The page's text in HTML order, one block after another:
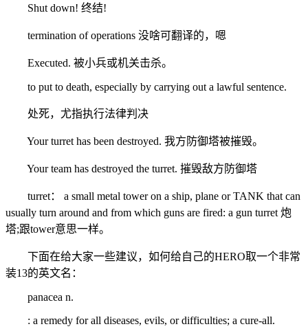
Shut down! 终结!
termination of operations 没啥可翻译的，嗯
Executed. 被小兵或机关击杀。
to put to death, especially by carrying out a lawful sentence.
处死，尤指执行法律判决
Your turret has been destroyed. 我方防御塔被摧毁。
Your team has destroyed the turret. 摧毁敌方防御塔
turret： a small metal tower on a ship, plane or TANK that can
usually turn around and from which guns are fired: a gun turret 炮
塔;跟tower意思一样。
下面在给大家一些建议，如何给自己的HERO取一个非常
装13的英文名：
panacea n.
: a remedy for all diseases, evils, or difficulties; a cure-all.